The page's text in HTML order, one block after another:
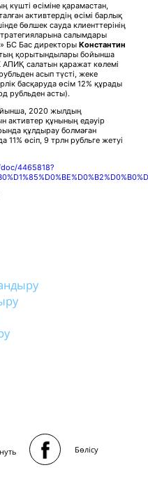
өсіміне қарамастан,
активтердің өсімі барлық
бөлшек сауда клиенттерінің
салымдары
БC Бас директоры Константин
қорытындылары бойынша
салатын қаражат көлемі
асып түсті, жеке
басқаруда өсім 12% құрады
рубльден асты).
2020 жылдың
активтер құнының едәуір
құлдырау болмаған
өсіп, 9 трлн рубльге жетуі
4465818?
Бөлісу